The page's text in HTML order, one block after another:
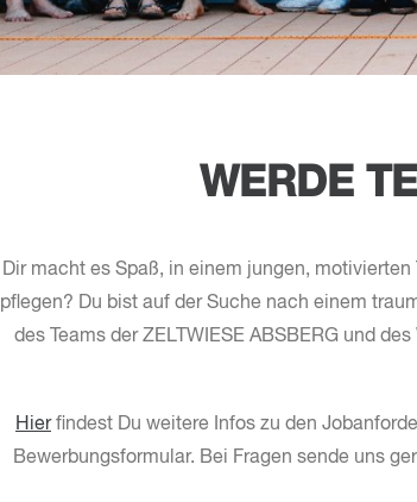
WERDE
Dir macht es Spaß, in einem jungen,
pflegen? Du bist auf der Suche nach einem
des Teams der ZELTWIESE ABSBERG und
Hierfindest Du weitere Infos zu den
Bewerbungsformular. Bei Fragen sende uns